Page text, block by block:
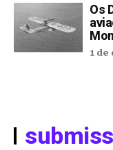
Os
1 de